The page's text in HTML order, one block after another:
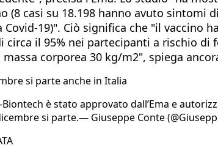
(8 casi su 18.198 hanno avuto sintomi
19)". Ciò significa che "il vaccino
circa il 95% nei partecipanti a rischio
corporea 30 kg/m2", spiega
si parte anche in Italia
è stato approvato dall’Ema e
si parte.— Giuseppe Conte